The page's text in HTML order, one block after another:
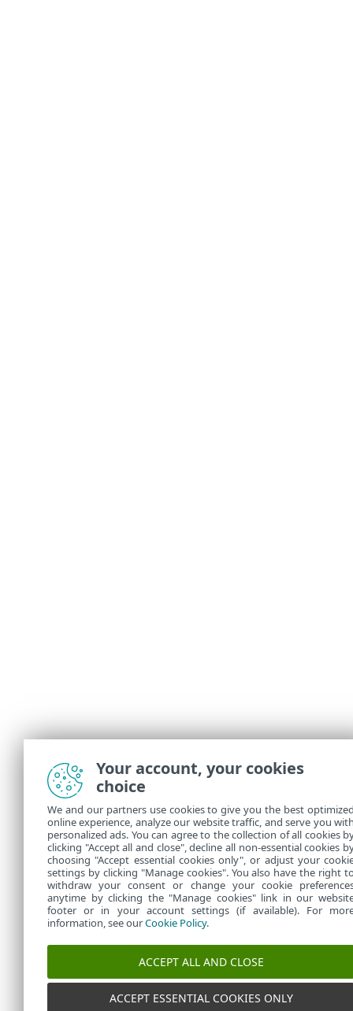
Your account, your cookies
choice
We and our partners use cookies to give you the best
online experience, analyze our website traffic, and serve you
personalized ads. You can agree to the collection of all cookies
clicking "Accept all and close", decline all non-essential cookies
choosing "Accept essential cookies only", or adjust your
settings by clicking "Manage cookies". You also have the right
withdraw your consent or change your cookie
anytime by clicking the "Manage cookies" link in our
footer or in your account settings (if available). For
information, see ourCookie Policy.
ACCEPT ALL AND CLOSE
ACCEPT ESSENTIAL COOKIES ONLY